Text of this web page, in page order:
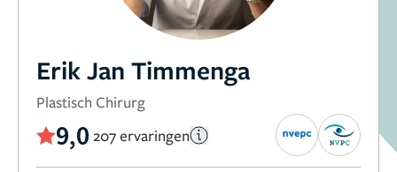
Erik Jan Timmenga
Plastisch Chirurg
9,0 207 ervaringen